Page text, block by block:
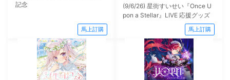
記念
馬上訂購
(9/6/26) 星街すいせい『Once U
pon a Stellar』LIVE 応援グッズ
馬上訂購